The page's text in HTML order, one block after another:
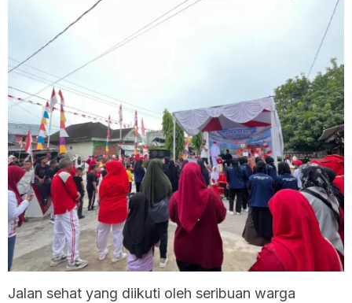
Jalan sehat yang diikuti oleh seribuan warga